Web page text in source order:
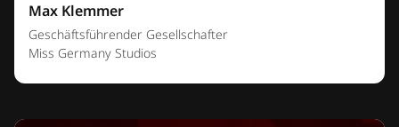
Max Klemmer
Geschäftsführender Gesellschafter
Miss Germany Studios